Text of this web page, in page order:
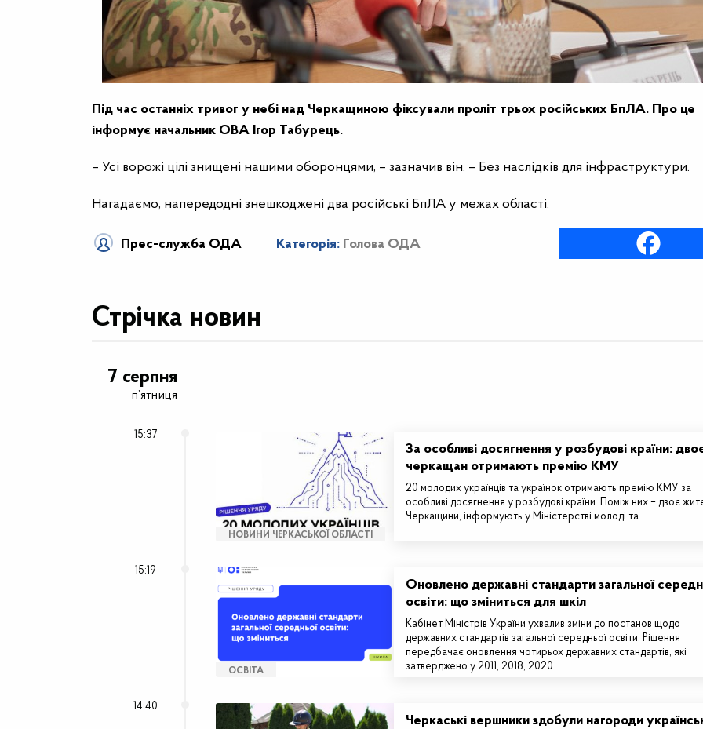
Під час останніх тривог у небі над Черкащиною фіксували проліт трьох російських БпЛА. Про це
інформує начальник ОВА Ігор Табурець.
– Усі ворожі цілі знищені нашими оборонцями, – зазначив він. – Без наслідків для інфраструктури.
Нагадаємо, напередодні знешкоджені два російські БпЛА у межах області.
Прес-служба ОДА Категорія: Голова ОДА
Стрічка новин
7 серпня
п’ятниця
15:37
НОВИНИ ЧЕРКАСЬКОЇ ОБЛАСТІ
За особливі досягнення у розбудові країни:
черкащан отримають премію КМУ
20 молодих українців та українок отримають премію КМУ за
особливі досягнення у розбудові країни. Поміж них – двоє
Черкащини, інформують у Міністерстві молоді та…
15:19
ОСВІТА
Оновлено державні стандарти загальної
освіти: що зміниться для шкіл
Кабінет Міністрів України ухвалив зміни до постанов щодо
державних стандартів загальної середньої освіти. Рішення
передбачає оновлення чотирьох державних стандартів, які
затверджено у 2011, 2018, 2020…
14:40
Черкаські вершники здобули нагороди